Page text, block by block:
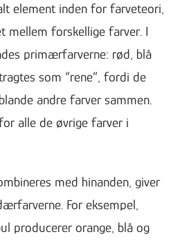
element inden for farveteori,
mellem forskellige farver. I
primærfarverne: rød, blå
som “rene”, fordi de
andre farver sammen.
alle de øvrige farver i
med hinanden, giver
For eksempel,
producerer orange, blå og